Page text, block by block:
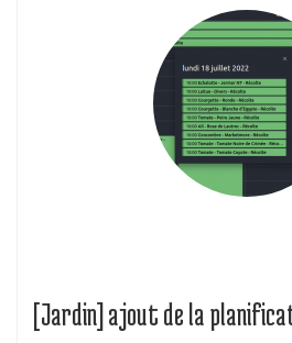
[Jardin] ajout de la